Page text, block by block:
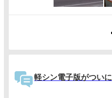
軽シン電子版がついに